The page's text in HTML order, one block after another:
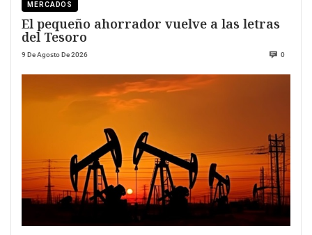
MERCADOS
El pequeño ahorrador vuelve a las letras
del Tesoro
9 De Agosto De 2026 0